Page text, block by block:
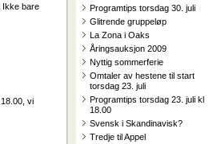
Programtips torsdag 30. juli
Glitrende gruppeløp
La Zona i Oaks
Åringsauksjon 2009
Nyttig sommerferie
Omtaler av hestene til start
torsdag 23. juli
Programtips torsdag 23. juli kl
18.00
Svensk i Skandinavisk?
Tredje til Appel
Ikke bare
vi